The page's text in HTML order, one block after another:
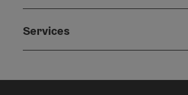
Services